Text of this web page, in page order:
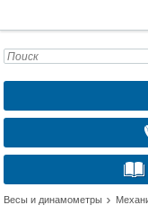
Весы и динамометры